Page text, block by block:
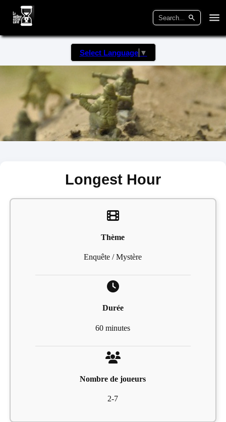
Select Language ▼
Longest Hour
Thème
Enquête / Mystère
Durée
60 minutes
Nombre de joueurs
2-7